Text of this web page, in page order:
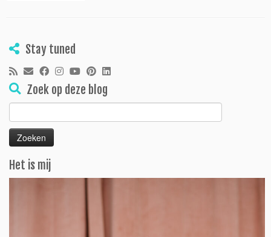
Stay tuned
Zoek op deze blog
naar:
Het is mij